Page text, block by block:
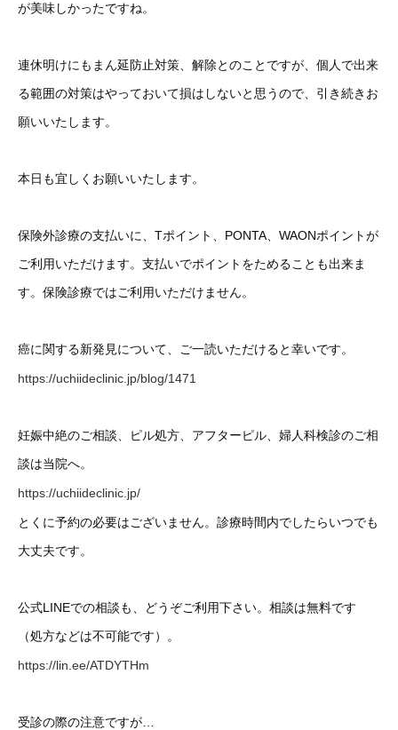
が美味しかったですね。
連休明けにもまん延防止対策、解除とのことですが、個人で出来
る範囲の対策はやっておいて損はしないと思うので、引き続きお
願いいたします。
本日も宜しくお願いいたします。
保険外診療の支払いに、Tポイント、PONTA、WAONポイントが
ご利用いただけます。支払いでポイントをためることも出来ま
す。保険診療ではご利用いただけません。
癌に関する新発見について、ご一読いただけると幸いです。
https://uchiideclinic.jp/blog/1471
妊娠中絶のご相談、ピル処方、アフターピル、婦人科検診のご相
談は当院へ。
https://uchiideclinic.jp/
とくに予約の必要はございません。診療時間内でしたらいつでも
大丈夫です。
公式LINEでの相談も、どうぞご利用下さい。相談は無料です
（処方などは不可能です）。
https://lin.ee/ATDYTHm
受診の際の注意ですが…